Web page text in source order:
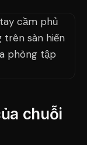
chuỗi